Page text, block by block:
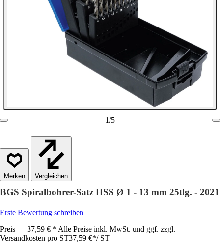
1/5
Vergleichen
BGS Spiralbohrer-Satz HSS Ø 1 - 13 mm 25tlg. - 2021
Erste Bewertung schreiben
Preis — 37,59 € * Alle Preise inkl. MwSt. und ggf. zzgl.
Versandkosten pro ST37,59 €*/ ST